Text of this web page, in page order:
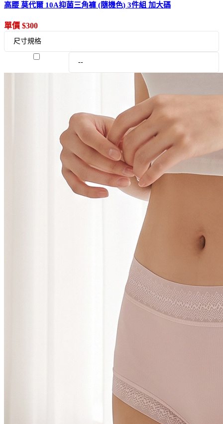
高腰 莫代爾 10A抑菌三角褲 (隨機色) 3件組 加大碼
單價 $300